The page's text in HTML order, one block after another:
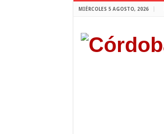
MIÉRCOLES 5 AGOSTO, 2026